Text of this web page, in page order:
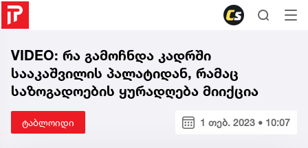
VIDEO: რა გამოჩნდა კადრში
სააკაშვილის პალატიდან, რამაც
საზოგადოების ყურადღება მიიქცია
ტაბლოიდი 1 თებ. 2023 • 10:07